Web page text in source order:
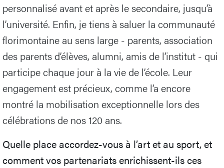
personnalisé avant et après le secondaire, jusqu’à
l’université. Enfin, je tiens à saluer la communauté
florimontaine au sens large - parents, association
des parents d’élèves, alumni, amis de l’institut - qui
participe chaque jour à la vie de l’école. Leur
engagement est précieux, comme l’a encore
montré la mobilisation exceptionnelle lors des
célébrations de nos 120 ans.
Quelle place accordez-vous à l’art et au sport, et
comment vos partenariats enrichissent-ils ces